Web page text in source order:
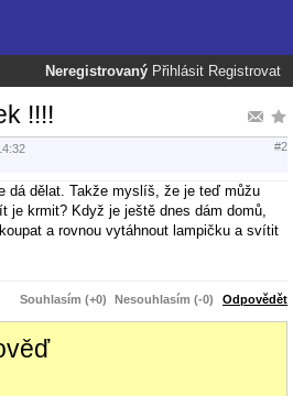
Neregistrovaný Přihlásit Registrovat
!!!!
#2
dá dělat. Takže myslíš, že je teď můžu
je krmit? Když je ještě dnes dám domů,
a rovnou vytáhnout lampičku a svítit
Souhlasím (+0) Nesouhlasím (-0) Odpovědět